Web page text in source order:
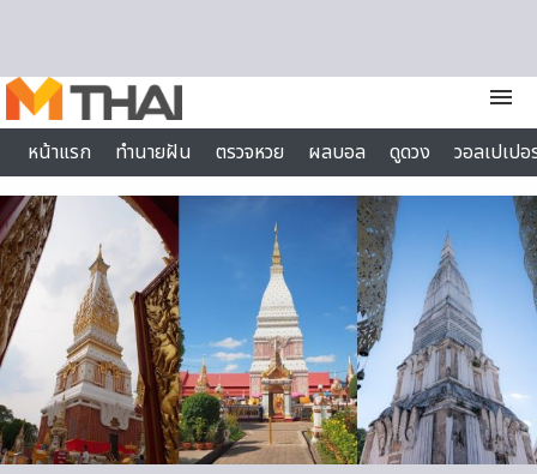
menu
หน้าแรก
ทำนายฝัน ตรวจหวย ผลบอล ดูดวง
วอลเปเป
ไลฟ์สไตล์